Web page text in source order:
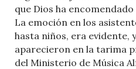
que Dios ha
La emoción en los
hasta niños, era evidente,
aparecieron en la tarima
del Ministerio de Música